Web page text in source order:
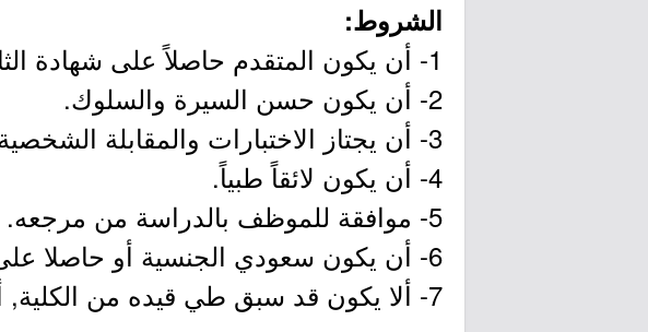
الشروط:
1- أن يكون المتقدم حاصلاً على شهادة الثانوية العامة أو ما يعادلها.
2- أن يكون حسن السيرة والسلوك.
3- أن يجتاز الاختبارات والمقابلة الشخصية.
4- أن يكون لائقاً طبياً.
5- موافقة للموظف بالدراسة من مرجعه.
6- أن يكون سعودي الجنسية أو حاصلا على إقامة نظامية .
7- ألا يكون قد سبق طي قيده من الكلية, أو جامعة أخرى.